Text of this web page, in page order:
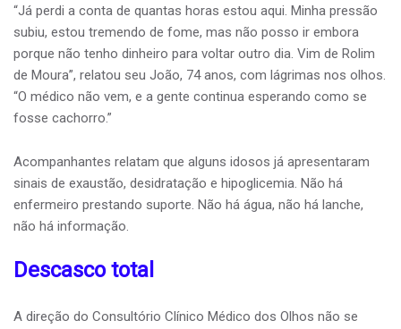
“Já perdi a conta de quantas horas estou aqui. Minha pressão
subiu, estou tremendo de fome, mas não posso ir embora
porque não tenho dinheiro para voltar outro dia. Vim de Rolim
de Moura”, relatou seu João, 74 anos, com lágrimas nos olhos.
“O médico não vem, e a gente continua esperando como se
fosse cachorro.”
Acompanhantes relatam que alguns idosos já apresentaram
sinais de exaustão, desidratação e hipoglicemia. Não há
enfermeiro prestando suporte. Não há água, não há lanche,
não há informação.
Descasco total
A direção do Consultório Clínico Médico dos Olhos não se